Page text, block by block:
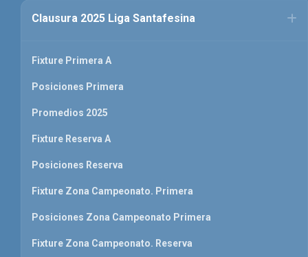
Clausura 2025 Liga Santafesina
Fixture Primera A
Posiciones Primera
Promedios 2025
Fixture Reserva A
Posiciones Reserva
Fixture Zona Campeonato. Primera
Posiciones Zona Campeonato Primera
Fixture Zona Campeonato. Reserva